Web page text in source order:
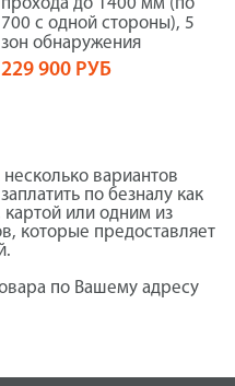
700 с одной стороны), 5
зон обнаружения
229 900 РУБ
вариантов
по безналу как
или одним из
которые предоставляет
по Вашему адресу